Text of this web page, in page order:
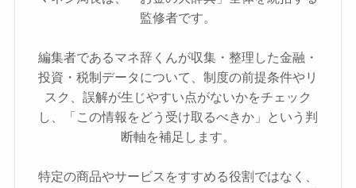
監修者です。
編集者であるマネ辞くんが収集・整理した金融・
投資・税制データについて、制度の前提条件やリ
スク、誤解が生じやすい点がないかをチェック
し、「この情報をどう受け取るべきか」という判
断軸を補足します。
特定の商品やサービスをすすめる役割ではなく、